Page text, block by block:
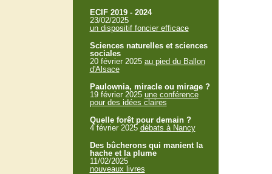
ECIF 2019 - 2024
23/02/2025
un dispositif foncier efficace
Sciences naturelles et sciences
sociales
20 février 2025 au pied du Ballon
d'Alsace
Paulownia, miracle ou mirage ?
19 février 2025 une conférence
pour des idées claires
Quelle forêt pour demain ?
4 février 2025 débats à Nancy
Des bûcherons qui manient la
hache et la plume
11/02/2025
nouveaux livres